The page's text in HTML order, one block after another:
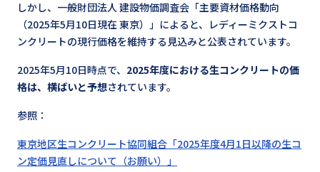
しかし、一般財団法人 建設物価調査会「主要資材価格動向
（2025年5月10日現在 東京）」によると、レディーミクストコ
ンクリートの現行価格を維持する見込みと公表されています。
2025年5月10日時点で、 2025年度における生コンクリートの価
格は、横ばいと予想されています。
参照：
東京地区生コンクリート協同組合「2025年度4月1日以降の生コ
ン定価見直しについて（お願い）」